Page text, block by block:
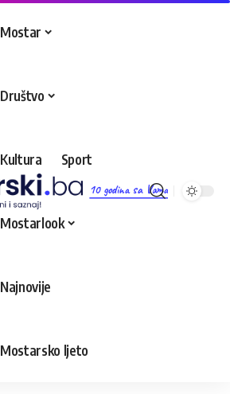
10 godina sa Vama
Mostar
Društvo
Kultura Sport
Mostarlook
Najnovije
Mostarsko ljeto